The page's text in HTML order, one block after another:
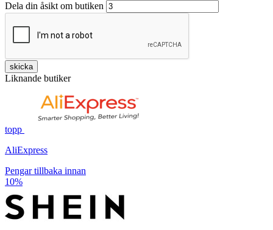
Dela din åsikt om butiken
skicka
Liknande butiker
topp
AliExpress
Pengar tillbaka innan
10%